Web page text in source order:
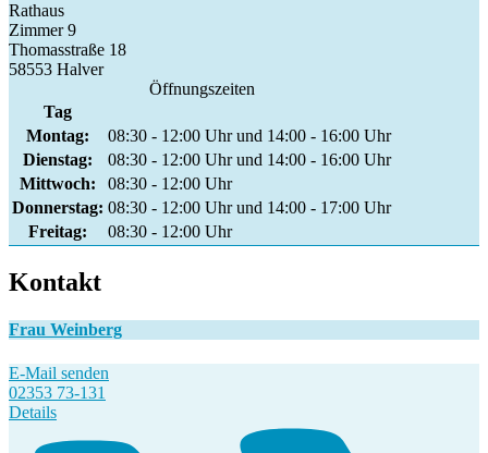
Rathaus
Zimmer 9
Thomasstraße 18
58553 Halver
Öffnungszeiten
Tag
Montag:
08:30 - 12:00 Uhr und 14:00 - 16:00 Uhr
Dienstag:
08:30 - 12:00 Uhr und 14:00 - 16:00 Uhr
Mittwoch:
08:30 - 12:00 Uhr
Donnerstag: 08:30 - 12:00 Uhr und 14:00 - 17:00 Uhr
Freitag:
08:30 - 12:00 Uhr
Kontakt
Frau Weinberg
E-Mail senden
02353 73-131
Details